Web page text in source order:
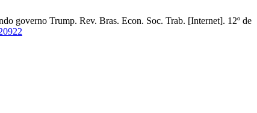
governo Trump. Rev. Bras. Econ. Soc. Trab. [Internet]. 12º de